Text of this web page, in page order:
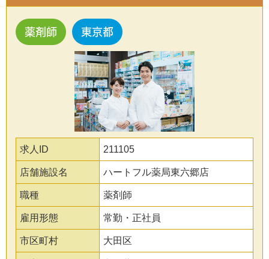
薬剤師 東京都
求人ID 211105
店舗施設名 ハートフル薬局東六郷店
職種 薬剤師
雇用形態 常勤・正社員
市区町村 大田区